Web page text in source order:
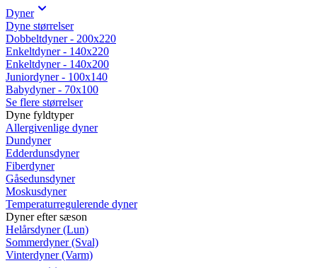
Dyner
Dyne størrelser
Dobbeltdyner - 200x220
Enkeltdyner - 140x220
Enkeltdyner - 140x200
Juniordyner - 100x140
Babydyner - 70x100
Se flere størrelser
Dyne fyldtyper
Allergivenlige dyner
Dundyner
Edderdunsdyner
Fiberdyner
Gåsedunsdyner
Moskusdyner
Temperaturregulerende dyner
Dyner efter sæson
Helårsdyner (Lun)
Sommerdyner (Sval)
Vinterdyner (Varm)